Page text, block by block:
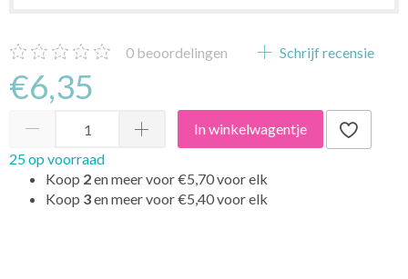
0 beoordelingen Schrijf recensie
€6,35
In winkelwagentje
25 op voorraad
Koop 2en meer voor€5,70voor elk
Koop 3en meer voor€5,40voor elk